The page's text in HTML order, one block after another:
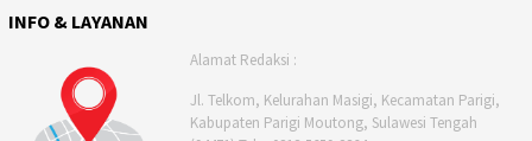
INFO & LAYANAN
Alamat Redaksi :
Jl. Telkom, Kelurahan Masigi, Kecamatan Parigi,
Kabupaten Parigi Moutong, Sulawesi Tengah